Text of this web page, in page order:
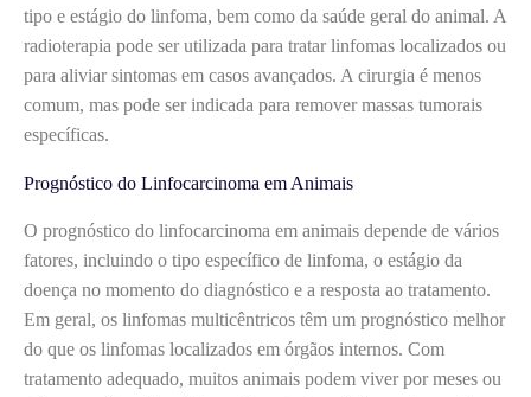
tipo e estágio do linfoma, bem como da saúde geral do animal. A
radioterapia pode ser utilizada para tratar linfomas localizados ou
para aliviar sintomas em casos avançados. A cirurgia é menos
comum, mas pode ser indicada para remover massas tumorais
específicas.
Prognóstico do Linfocarcinoma em Animais
O prognóstico do linfocarcinoma em animais depende de vários
fatores, incluindo o tipo específico de linfoma, o estágio da
doença no momento do diagnóstico e a resposta ao tratamento.
Em geral, os linfomas multicêntricos têm um prognóstico melhor
do que os linfomas localizados em órgãos internos. Com
tratamento adequado, muitos animais podem viver por meses ou